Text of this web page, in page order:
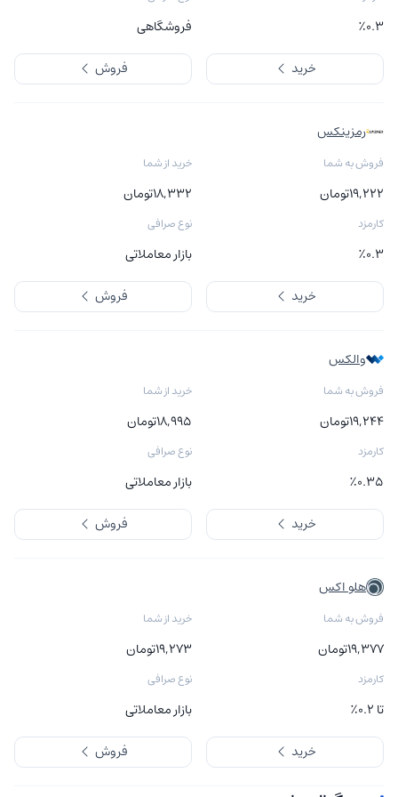
٪۰.۳
فروشگاهی
خرید
فروش
رمزینکس
فروش به شما
۱۹,۲۲۲تومان
خرید از شما
۱۸,۳۳۲تومان
کارمزد
٪۰.۳
نوع صرافی
بازار معاملاتی
خرید
فروش
والکس
فروش به شما
۱۹,۲۴۴تومان
خرید از شما
۱۸,۹۹۵تومان
کارمزد
٪۰.۳۵
نوع صرافی
بازار معاملاتی
خرید
فروش
هلو اکس
فروش به شما
۱۹,۳۷۷تومان
خرید از شما
۱۹,۲۷۳تومان
کارمزد
تا ۰.۲٪
نوع صرافی
بازار معاملاتی
خرید
فروش